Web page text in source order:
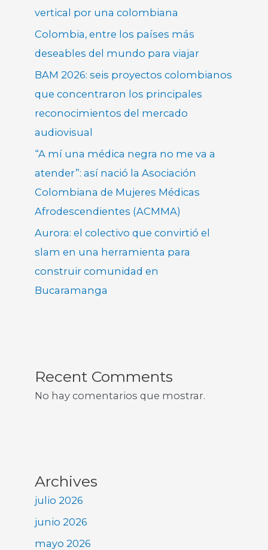
vertical por una colombiana
Colombia, entre los países más
deseables del mundo para viajar
BAM 2026: seis proyectos colombianos
que concentraron los principales
reconocimientos del mercado
audiovisual
“A mí una médica negra no me va a
atender”: así nació la Asociación
Colombiana de Mujeres Médicas
Afrodescendientes (ACMMA)
Aurora: el colectivo que convirtió el
slam en una herramienta para
construir comunidad en
Bucaramanga
Recent Comments
No hay comentarios que mostrar.
Archives
julio 2026
junio 2026
mayo 2026